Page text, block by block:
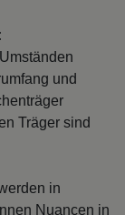
und
Träger sind
in
Nuancen in